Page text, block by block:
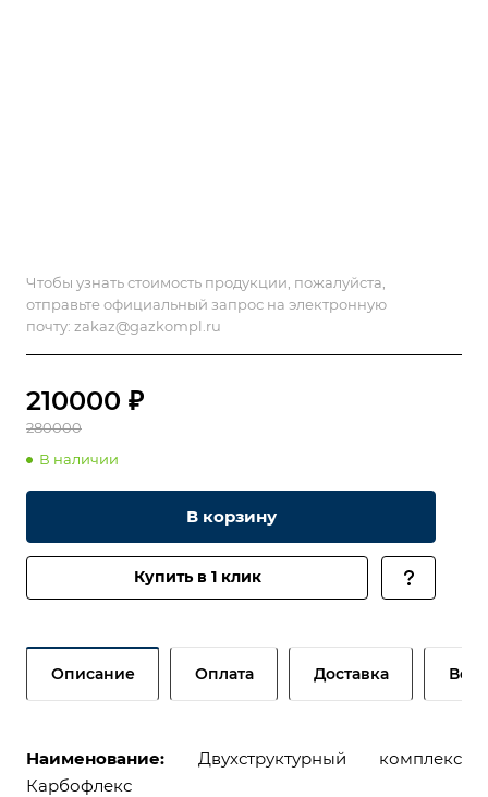
Чтобы узнать стоимость продукции, пожалуйста,
отправьте официальный запрос на электронную
почту: zakaz@gazkompl.ru
210000 ₽
280000
В наличии
В корзину
Купить в 1 клик
Описание Оплата Доставка
Наименование: Двухструктурный комплекс
Карбофлекс